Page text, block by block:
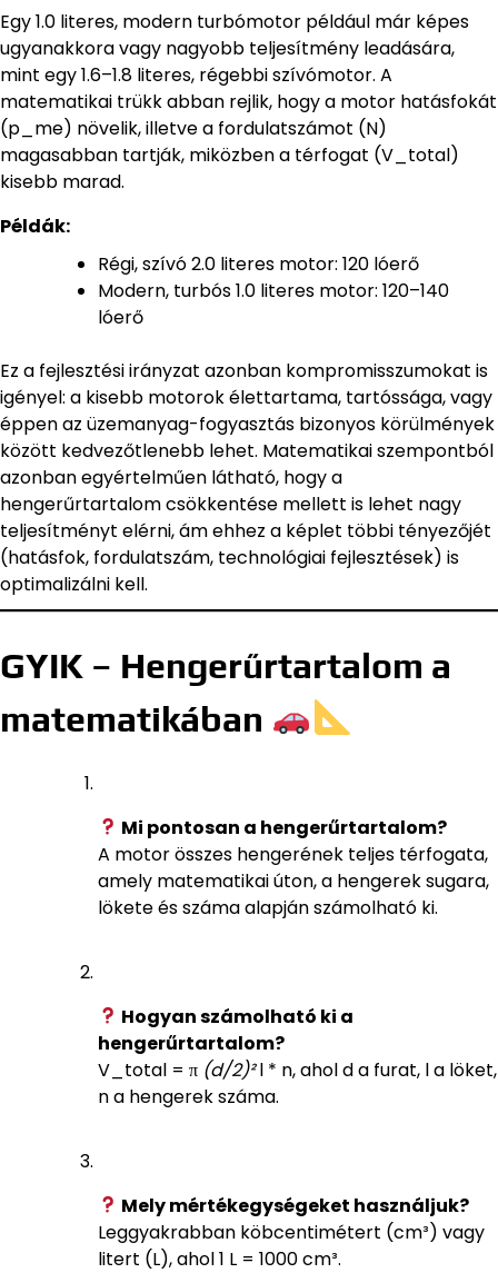
Egy 1.0 literes, modern turbómotor például már képes
ugyanakkora vagy nagyobb teljesítmény leadására,
mint egy 1.6–1.8 literes, régebbi szívómotor. A
matematikai trükk abban rejlik, hogy a motor hatásfokát
(p_me) növelik, illetve a fordulatszámot (N)
magasabban tartják, miközben a térfogat (V_total)
kisebb marad.
Példák:
Régi, szívó 2.0 literes motor: 120 lóerő
Modern, turbós 1.0 literes motor: 120–140
lóerő
Ez a fejlesztési irányzat azonban kompromisszumokat is
igényel: a kisebb motorok élettartama, tartóssága, vagy
éppen az üzemanyag-fogyasztás bizonyos körülmények
között kedvezőtlenebb lehet. Matematikai szempontból
azonban egyértelműen látható, hogy a
hengerűrtartalom csökkentése mellett is lehet nagy
teljesítményt elérni, ám ehhez a képlet többi tényezőjét
(hatásfok, fordulatszám, technológiai fejlesztések) is
optimalizálni kell.
GYIK – Hengerűrtartalom a
matematikában
Mi pontosan a hengerűrtartalom?
A motor összes hengerének teljes térfogata,
amely matematikai úton, a hengerek sugara,
lökete és száma alapján számolható ki.
Hogyan számolható ki a
hengerűrtartalom?
V_total = π (d/2)²l * n, ahol d a furat, l a löket,
n a hengerek száma.
Mely mértékegységeket használjuk?
Leggyakrabban köbcentimétert (cm³) vagy
litert (L), ahol 1 L = 1000 cm³.